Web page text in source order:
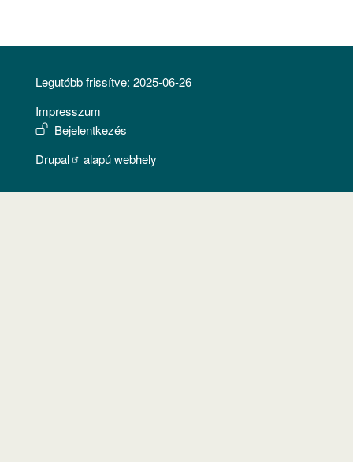
Legutóbb frissítve: 2025-06-26
LÁBLÉC
Impresszum
USER ACCOUNT MENU
Bejelentkezés
Drupal
alapú webhely